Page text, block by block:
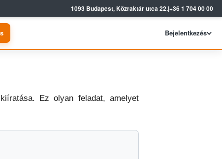
1093 Budapest, Közraktár utca 22.|+36 1 704 00 00
Bejelentkezés
Ez olyan feladat, amelyet